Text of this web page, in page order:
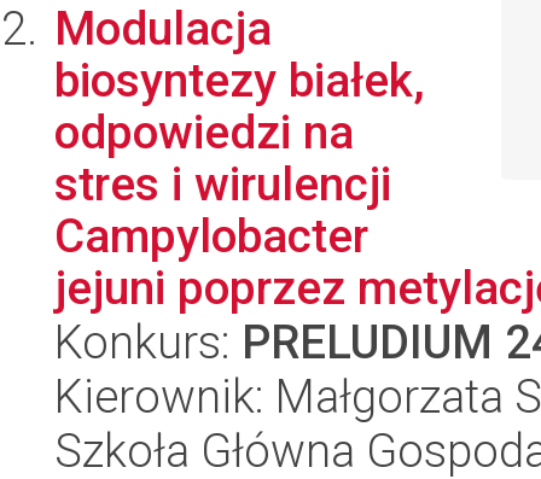
Modulacja
biosyntezy białek,
odpowiedzi na
stres i wirulencji
Campylobacter
jejuni poprzez
Konkurs: PRELUDIUM
Kierownik: Małgorzata
Szkoła Główna